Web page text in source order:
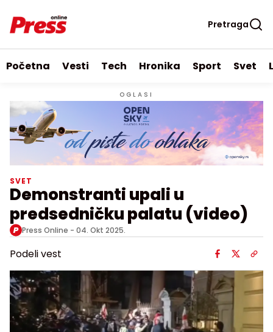
Pretraga
Početna Vesti Tech Hronika Sport Svet
OGLASI
SVET
Demonstranti upali u
predsedničku palatu (video)
Press Online - 04. Okt 2025.
Podeli vest